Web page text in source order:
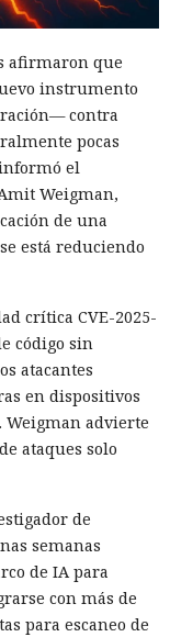
afirmaron que
instrumento
contra
pocas
el
Weigman,
de una
está reduciendo
crítica CVE-2025-
código sin
atacantes
en dispositivos
advierte
ataques solo
de
semanas
de IA para
con más de
para escaneo de